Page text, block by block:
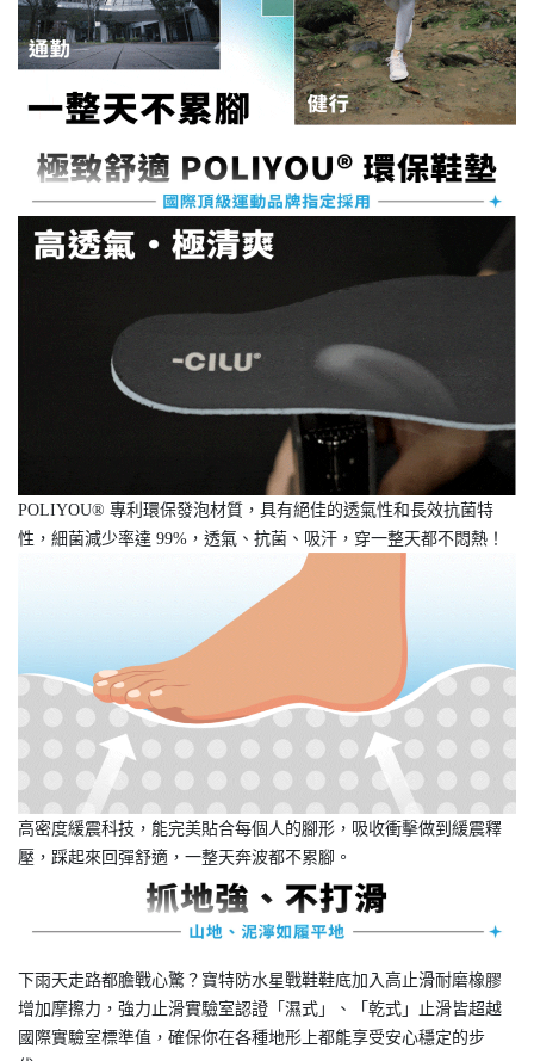
POLIYOU® 專利環保發泡材質，具有絕佳的透氣性和長效抗菌特
性，細菌減少率達 99%，透氣、抗菌、吸汗，穿一整天都不悶熱！
高密度緩震科技，能完美貼合每個人的腳形，吸收衝擊做到緩震釋
壓，踩起來回彈舒適，一整天奔波都不累腳。
下雨天走路都膽戰心驚？寶特防水星戰鞋鞋底加入高止滑耐磨橡膠
增加摩擦力，強力止滑實驗室認證「濕式」、「乾式」止滑皆超越
國際實驗室標準值，確保你在各種地形上都能享受安心穩定的步